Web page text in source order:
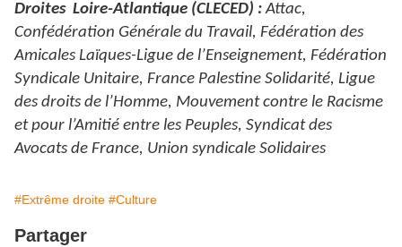
Droites Loire-Atlantique (CLECED) :Attac,
Confédération Générale du Travail, Fédération des
Amicales Laïques-Ligue de l’Enseignement, Fédération
Syndicale Unitaire, France Palestine Solidarité, Ligue
des droits de l’Homme, Mouvement contre le Racisme
et pour l’Amitié entre les Peuples, Syndicat des
Avocats de France, Union syndicale Solidaires
#Extrême droite #Culture
Partager